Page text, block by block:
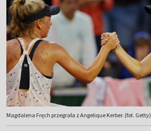
Magdalena Fręch przegrała z Angelique Kerber. (fot. Getty)